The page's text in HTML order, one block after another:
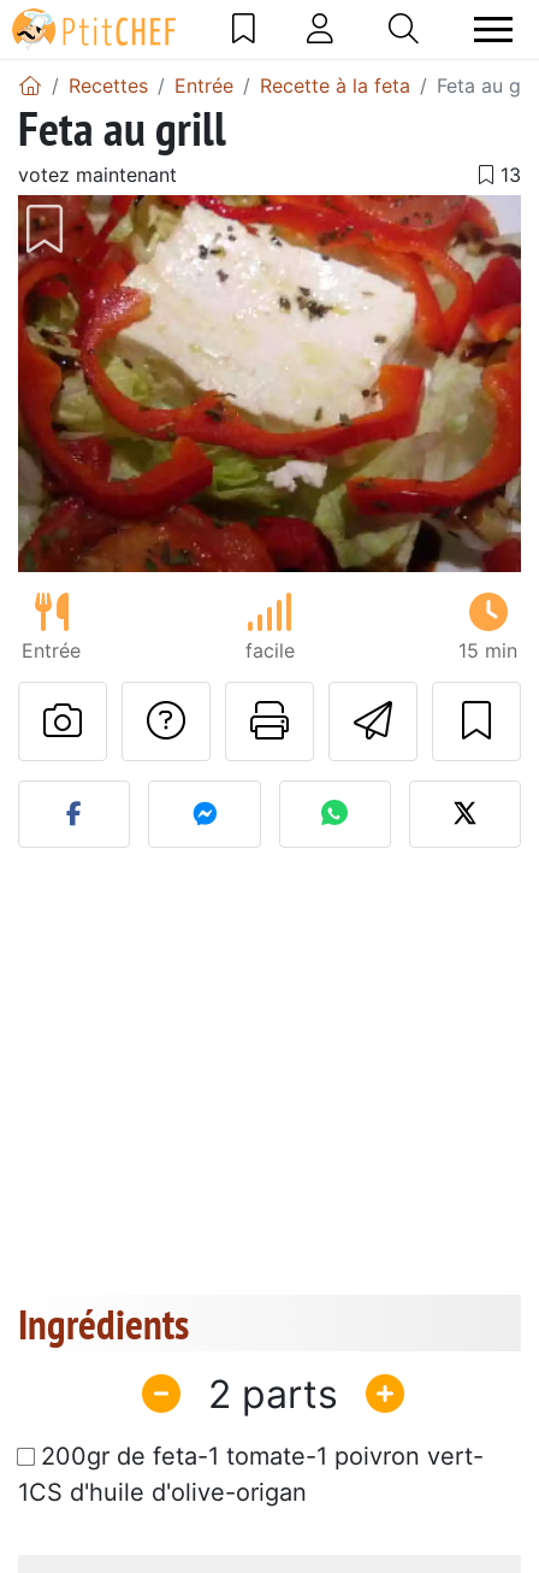
Recettes Entrée Recette à la feta Feta au
Feta au grill
votez maintenant
Entrée facile 15 min
Imprimer
Poser une
Publier votre photo de
Ingrédients
2
200gr de feta-1 tomate-1 poivron vert-
1CS d'huile d'olive-origan